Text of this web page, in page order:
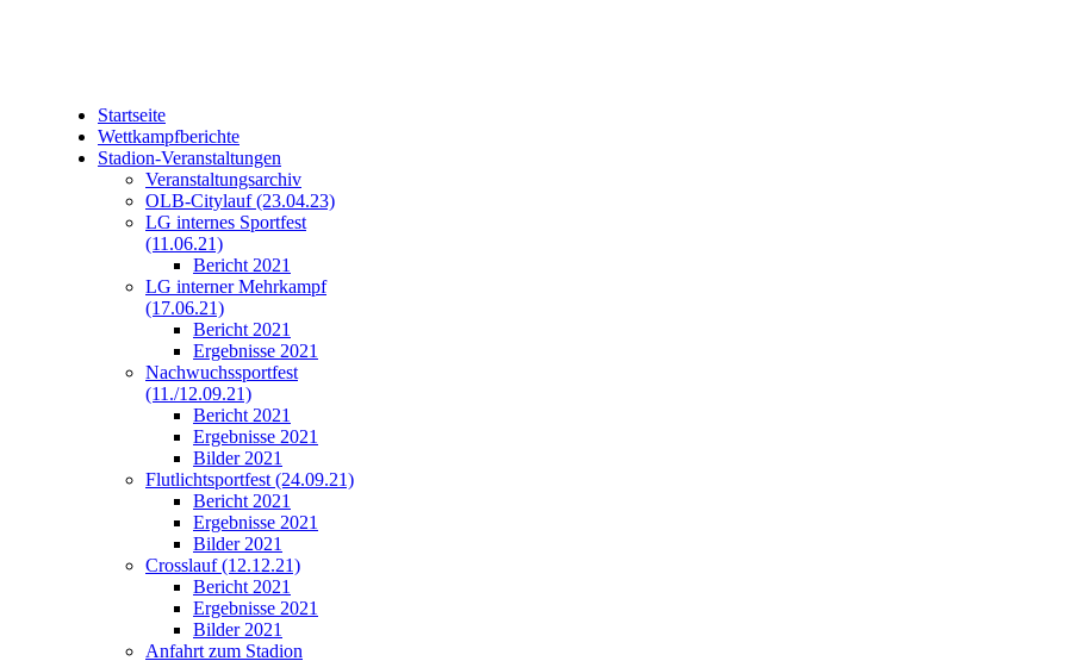
Startseite
Wettkampfberichte
Stadion-Veranstaltungen
Veranstaltungsarchiv
OLB-Citylauf (23.04.23)
LG internes Sportfest
(11.06.21)
Bericht 2021
LG interner Mehrkampf
(17.06.21)
Bericht 2021
Ergebnisse 2021
Nachwuchssportfest
(11./12.09.21)
Bericht 2021
Ergebnisse 2021
Bilder 2021
Flutlichtsportfest (24.09.21)
Bericht 2021
Ergebnisse 2021
Bilder 2021
Crosslauf (12.12.21)
Bericht 2021
Ergebnisse 2021
Bilder 2021
Anfahrt zum Stadion